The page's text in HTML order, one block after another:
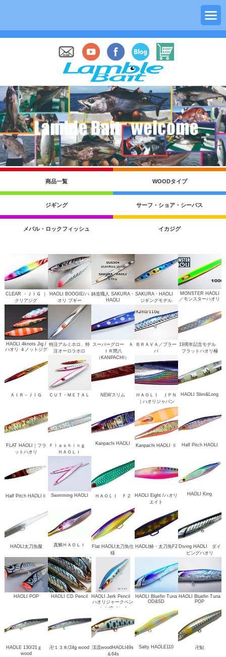
商品一覧 WOODタイプ
ジギング サーフ・ショア・シーバス
メバル・ロックフィッシュ イカジグ
CLEAR ・ＪＩＧ ｜
クリアジグ
HAOLI BOOGIE/ハ
オリ ブギー
鋳造職人 SAKURA・
HAOLI
SAKURA・HAOLI
ジギングモデル
MONSTER HAOLI
／モンスターハオリ
HAOLI 4knots Jig /
ハオリ ４ノットジグ
特注アルミホロ、特
注オーロラホロ
スーパーグロー Ａ
ＩＲ間八
（KANPACHI）
ＢＲＡＶＡ／ブラー
バ
19周年記念モデル
フラットハオリ極
ＡＩＲ－ＪＩＧ ＣＵＴ・ＭＥＴＡＬ NEWスリム
ＨＡＯＬＩ ＪＰＮ
｜ハオリジャパン
HAOLI Slim&Long
FLAT HAOLI｜フラ
ットハオリ
Ｆｌａｓｈｉｎｇ
ＨＡＯＬＩ
Kanpachi HAOLI Kanpachi HAOLI Ⅱ Half Pitch HAOLI
Half Pitch HAOLIⅡ Swimming HAOLI ＨＡＯＬＩ Ｆ２
HAOLI Eight /ハオリ
エイト
HAOLI King
HAOLI太刀魚擬 真鯛ＨＡＯＬＩ
Flat HAOLI太刀魚仕
様
HAOLI鰆・太刀魚F2 Diving HAOLI ダイ
ビングハオリ
HAOLI POP HAOLI CD Pencil
HAOLI Jerk Pencil
ハオリジャークペン
シル(Sinking)
HAOLI Bluefin Tuna
OD&SD
HAOLI Bluefin Tuna
POP
HAOLE 130/21ｇ
wood
卍１３８/24g wood
渓流woodHAOLI49s
＆64s
Salty HAOLE110 卍鮎